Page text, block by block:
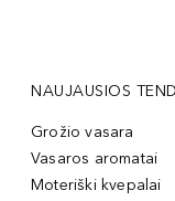
NAUJAUSIOS
Grožio vasara
Vasaros aromatai
Moteriški kvepalai